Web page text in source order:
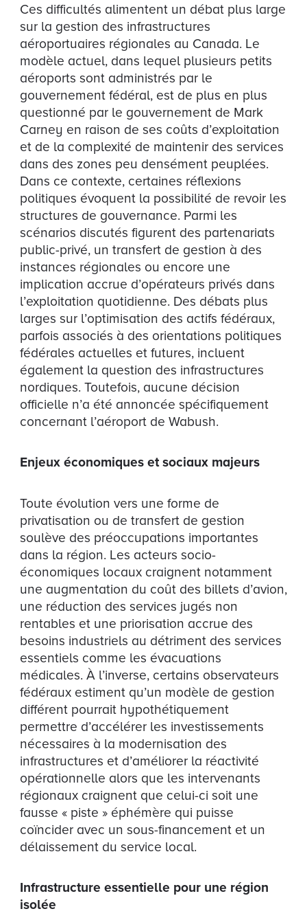
Ces difficultés alimentent un débat plus large
sur la gestion des infrastructures
aéroportuaires régionales au Canada. Le
modèle actuel, dans lequel plusieurs petits
aéroports sont administrés par le
gouvernement fédéral, est de plus en plus
questionné par le gouvernement de Mark
Carney en raison de ses coûts d’exploitation
et de la complexité de maintenir des services
dans des zones peu densément peuplées.
Dans ce contexte, certaines réflexions
politiques évoquent la possibilité de revoir les
structures de gouvernance. Parmi les
scénarios discutés figurent des partenariats
public-privé, un transfert de gestion à des
instances régionales ou encore une
implication accrue d’opérateurs privés dans
l’exploitation quotidienne. Des débats plus
larges sur l’optimisation des actifs fédéraux,
parfois associés à des orientations politiques
fédérales actuelles et futures, incluent
également la question des infrastructures
nordiques. Toutefois, aucune décision
officielle n’a été annoncée spécifiquement
concernant l’aéroport de Wabush.
Enjeux économiques et sociaux majeurs
Toute évolution vers une forme de
privatisation ou de transfert de gestion
soulève des préoccupations importantes
dans la région. Les acteurs socio-
économiques locaux craignent notamment
une augmentation du coût des billets d’avion,
une réduction des services jugés non
rentables et une priorisation accrue des
besoins industriels au détriment des services
essentiels comme les évacuations
médicales. À l’inverse, certains observateurs
fédéraux estiment qu’un modèle de gestion
différent pourrait hypothétiquement
permettre d’accélérer les investissements
nécessaires à la modernisation des
infrastructures et d’améliorer la réactivité
opérationnelle alors que les intervenants
régionaux craignent que celui-ci soit une
fausse « piste » éphémère qui puisse
coïncider avec un sous-financement et un
délaissement du service local.
Infrastructure essentielle pour une région
isolée